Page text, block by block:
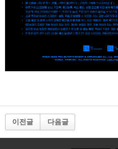
이전글 다음글